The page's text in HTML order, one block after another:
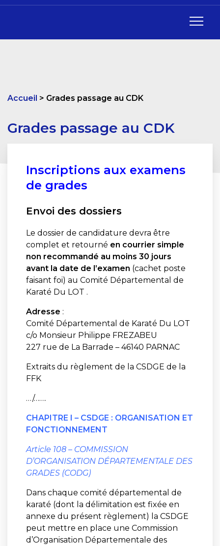
Accueil Grades passage au CDK
Grades passage au CDK
Inscriptions aux examens
de grades
Envoi des dossiers
Le dossier de candidature devra être
complet et retourné en courrier simple
non recommandé au moins 30 jours
avant la date de l’examen (cachet poste
faisant foi) au Comité Départemental de
Karaté Du LOT .
Adresse :
Comité Départemental de Karaté Du LOT
c/o Monsieur Philippe FREZABEU
227 rue de La Barrade – 46140 PARNAC
Extraits du règlement de la CSDGE de la
FFK
…/…….
CHAPITRE I – CSDGE : ORGANISATION ET
FONCTIONNEMENT
Article 108 – COMMISSION
D’ORGANISATION DÉPARTEMENTALE DES
GRADES (CODG)
Dans chaque comité départemental de
karaté (dont la délimitation est fixée en
annexe du présent règlement) la CSDGE
peut mettre en place une Commission
d’Organisation Départementale des